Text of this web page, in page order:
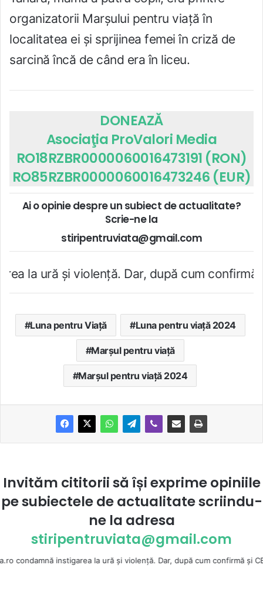
organizatorii Marșului pentru viață în
localitatea ei și sprijinea femei în criză de
sarcină încă de când era în liceu.
DONEAZĂ
Asociaţia ProValori Media
RO18RZBR0000060016473191 (RON)
RO85RZBR0000060016473246 (EUR)
Ai o opinie despre un subiect de actualitate?
Scrie-ne la
stiripentruviata@gmail.com
violenţă. Dar, după cum confirmă şi
Luna pentru Viață Luna pentru viață 2024
Marşul pentru viaţă
Marșul pentru viață 2024
Invităm cititorii să își exprime opiniile
pe subiectele de actualitate scriindu-
ne la adresa
stiripentruviata@gmail.com
instigarea la ură şi violenţă. Dar, după cum confirmă şi CEDO